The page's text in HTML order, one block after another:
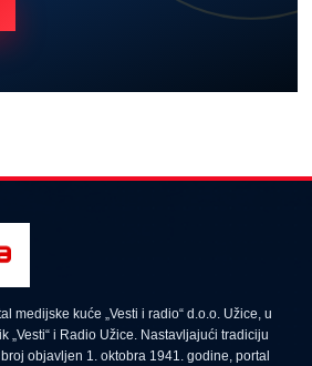
medijske kuće „Vesti i radio“ d.o.o. Užice, u
„Vesti“ i Radio Užice. Nastavljajući tradiciju
objavljen 1. oktobra 1941. godine, portal